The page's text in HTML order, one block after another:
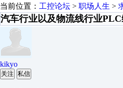
当前位置： 工控论坛 > 职场人生 >
汽车行业以及物流线行业
kikyo
关注 私信